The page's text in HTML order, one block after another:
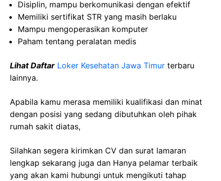
Disiplin, mampu berkomunikasi dengan efektif
Memiliki sertifikat STR yang masih berlaku
Mampu mengoperasikan komputer
Paham tentang peralatan medis
Lihat Daftar Loker Kesehatan Jawa Timur terbaru
lainnya.
Apabila kamu merasa memiliki kualifikasi dan minat
dengan posisi yang sedang dibutuhkan oleh pihak
rumah sakit diatas,
Silahkan segera kirimkan CV dan surat lamaran
lengkap sekarang juga dan Hanya pelamar terbaik
yang akan kami hubungi untuk mengikuti tahap